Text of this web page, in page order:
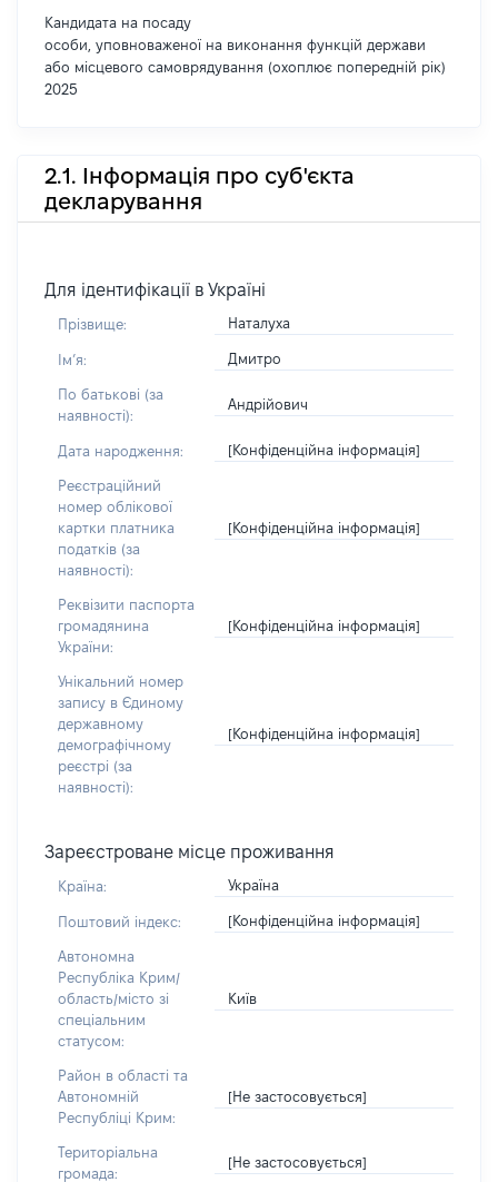
Кандидата на посаду
особи, уповноваженої на виконання функцій держави
або місцевого самоврядування (охоплює попередній рік)
2025
2.1. Інформація про суб'єкта
декларування
Для ідентифікації в Україні
Прізвище: Наталуха
Імʼя: Дмитро
По батькові (за
наявності):
Андрійович
Дата народження: [Конфіденційна інформація]
Реєстраційний
номер облікової
картки платника
податків (за
наявності):
[Конфіденційна інформація]
Реквізити паспорта
громадянина
України:
[Конфіденційна інформація]
Унікальний номер
запису в Єдиному
державному
демографічному
реєстрі (за
наявності):
[Конфіденційна інформація]
Зареєстроване місце проживання
Країна: Україна
Поштовий індекс: [Конфіденційна інформація]
Автономна
Республіка Крим/
область/місто зі
спеціальним
статусом:
Київ
Район в області та
Автономній
Республіці Крим:
[Не застосовується]
Територіальна
громада:
[Не застосовується]